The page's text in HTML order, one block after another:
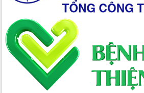
Giai đoạn 2026-2030, Đắk Lắk phấn
đấu có 77% xã đạt chuẩn nông thôn
mới
Chuyển đổi số 'mở đường' cho nông
nghiệp Đắk Lắk tăng trưởng bứt phá
Triển khai đồng bộ đo đạc, lập hồ sơ
địa chính, hoàn thiện cơ sở dữ liệu đất